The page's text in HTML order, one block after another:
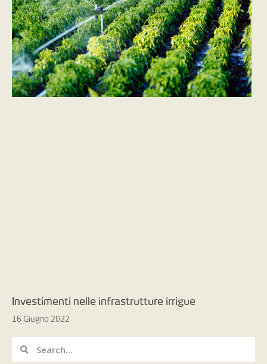
Investimenti nelle infrastrutture irrigue
16 Giugno 2022